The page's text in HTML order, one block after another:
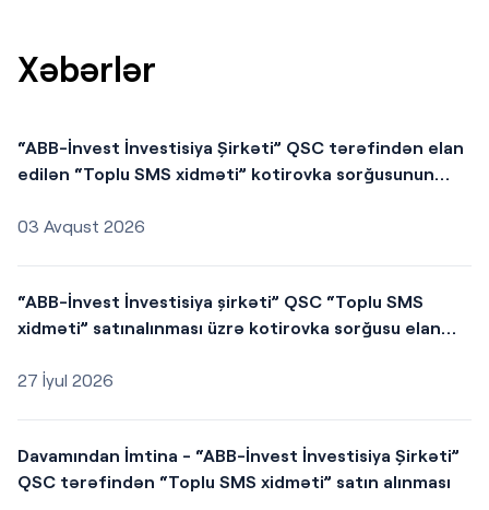
Xəbərlər
“ABB-İnvest İnvestisiya Şirkəti” QSC tərəfindən elan
edilən “Toplu SMS xidməti” kotirovka sorğusunun
03 Avqust 2026
“ABB-İnvest İnvestisiya şirkəti” QSC “Toplu SMS
xidməti” satınalınması üzrə kotirovka sorğusu elan
27 İyul 2026
Davamından İmtina - “ABB-İnvest İnvestisiya Şirkəti”
QSC tərəfindən “Toplu SMS xidməti” satın alınması